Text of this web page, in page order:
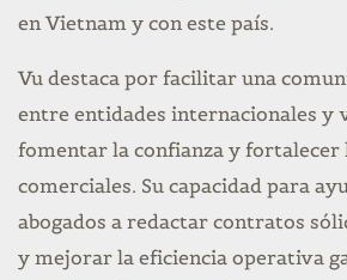
en Vietnam y con este país.
Vu destaca por facilitar una
entre entidades internacionales y
fomentar la confianza y fortalecer
comerciales. Su capacidad para
abogados a redactar contratos
y mejorar la eficiencia operativa